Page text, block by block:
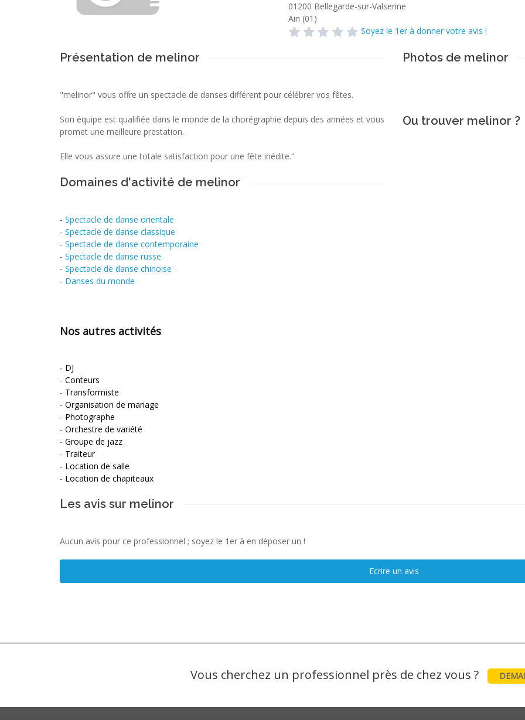
01200 Bellegarde-sur-Valserine
Ain (01)
Soyez le 1er à donner votre avis !
Présentation de melinor
"melinor" vous offre un spectacle de danses différent pour célébrer vos fêtes.
Son équipe est qualifiée dans le monde de la chorégraphie depuis des années et vous
promet une meilleure prestation.
Elle vous assure une totale satisfaction pour une fête inédite."
Domaines d'activité de melinor
- Spectacle de danse orientale
- Spectacle de danse classique
- Spectacle de danse contemporaine
- Spectacle de danse russe
- Spectacle de danse chinoise
- Danses du monde
Nos autres activités
- DJ
- Conteurs
- Transformiste
- Organisation de mariage
- Photographe
- Orchestre de variété
- Groupe de jazz
- Traiteur
- Location de salle
- Location de chapiteaux
Photos de melinor
Ou trouver melinor ?
Les avis sur melinor
Aucun avis pour ce professionnel ; soyez le 1er à en déposer un !
Ecrire un avis
Vous cherchez un professionnel près de chez vous ?